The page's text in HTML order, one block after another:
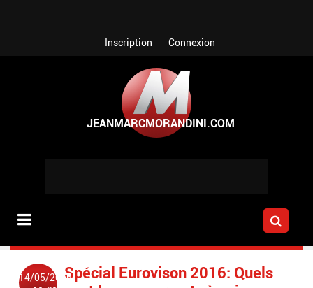
Inscription Connexion
14/05/2016Spécial Eurovison 2016: Quels